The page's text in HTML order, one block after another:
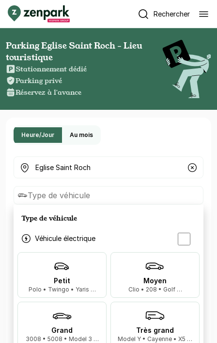
Rechercher
Parking Eglise Saint Roch - Lieu
touristique
Stationnement dédié
Parking privé
Réservez à l'avance
Heure/Jour Au mois
Où cherchez-vous un parking ?
Type de véhicule
Type de véhicule
Véhicule électrique
Petit
Polo • Twingo • Yaris …
Moyen
Clio • 208 • Golf …
Grand
3008 • 5008 • Model 3 …
Très grand
Model Y • Cayenne • X5 …